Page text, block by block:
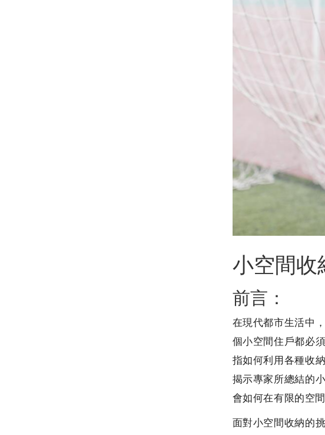
小空間收
前言：
在現代都市生活中
個小空間住戶都必
指如何利用各種收
揭示專家所總結的
會如何在有限的空
面對小空間收納的